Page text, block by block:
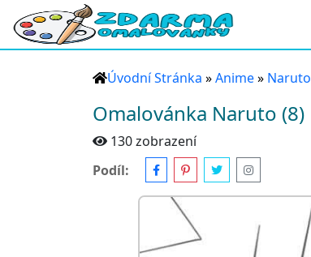
Úvodní Stránka »Anime» Naruto
Omalovánka Naruto (8)
130 zobrazení
Podíl: